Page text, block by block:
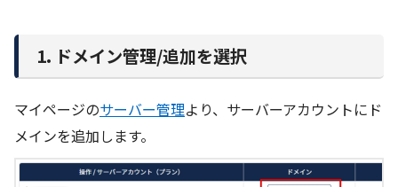
1. ドメイン管理/追加を選択
マイページのサーバー管理より、サーバーアカウントにド
メインを追加します。